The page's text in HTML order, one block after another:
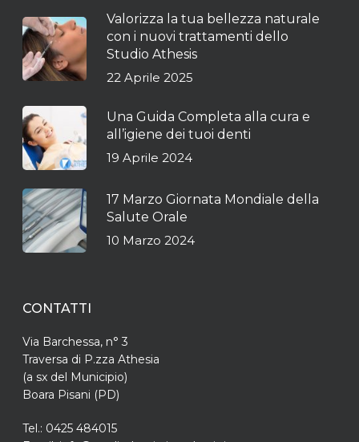
Valorizza la tua bellezza naturale
con i nuovi trattamenti dello
Studio Athesis
22 Aprile 2025
Una Guida Completa alla cura e
all’igiene dei tuoi denti
19 Aprile 2024
17 Marzo Giornata Mondiale della
Salute Orale
10 Marzo 2024
CONTATTI
Via Barchessa, n° 3
Traversa di P.zza Athesia
(a sx del Municipio)
Boara Pisani (PD)
Tel.: 0425 484015